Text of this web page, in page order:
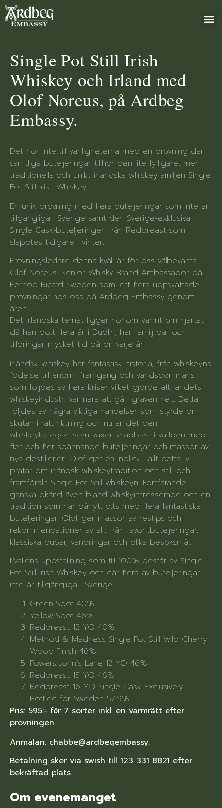
Single Pot Still Irish
Whiskey och Irland med
Olof Noreus, på Ardbeg
Embassy.
Det hör inte till vanligheterna med en provning där
samtliga buteljeringar tillhör den lite fylligare, mer
traditionella och unikt irländska whiskeyfamiljen Single
Pot Still Irish Whiskey.
En unik provning med flera buteljeringar som inte är
tillgängliga i Sverige samt den Sverige-exklusiva
Single Cask-buteljeringen från Redbreast som
släpptes tidigare i vinter.
Provningsledare denna kväll är för oss välbekanta
Olof Noreus, Senior Whisky Brand Ambassador på
Pernod Ricard Sweden som lett flera uppskattade
provningar hos oss på Ardbeg Embassy genom
åren.
Det irländska temat ligger honom varmt om hjärtat
då han bott flera år i Dublin, har familj där och
tillbringar mycket tid på ön varje år.
Irländsk whiskey har fantastisk historia, från whiskeyns
födelse till enorm framgång och världsdominans
som följdes av flera kriser vilket gjorde att landets
whiskeyindustri var nära att gå i graven helt. Detta
följdes av några viktiga händelser som styrde om
skutan i rätt riktning och nu är det den
whiskeykategori som växer snabbast i världen med
fler och fler spännande buteljeringar och massor av
nya destillerier. Olof ger en inblick i allt detta, vi
pratar om irländsk whiskeytradition och stil, och
framförallt Single Pot Still whiskeyn. Fortfarande
ganska okänd även bland whiskyintresserade och en
tradition som har pånyttfötts med flera fantastiska
buteljeringar. Olof ger massor av restips och
rekommendationer av allt från favoritbuteljeringar,
klassiska pubar, vandringar och olika besöksmål.
Kvällens uppställning som till 100% består av Single
Pot Still Irish Whiskey och där flera av buteljeringar
inte är tillgängliga i Sverige:
Green Spot 40%
Yellow Spot 46%
Redbreast 12 YO 40%
Method & Madness Single Pot Still Wild Cherry
Wood Finish 46%
Powers John’s Lane 12 YO 46%
Redbreast 15 YO 46%
Redbreast 16 YO Single Cask Exclusively
Bottled for Sweden 57.9%
Pris: 595:- för 7 sorter inkl. en varmrätt efter
provningen.
Anmälan: chabbe@ardbegembassy.
Betalning sker via swish till 123 331 8821 efter
bekräftad plats.
Om evenemanget